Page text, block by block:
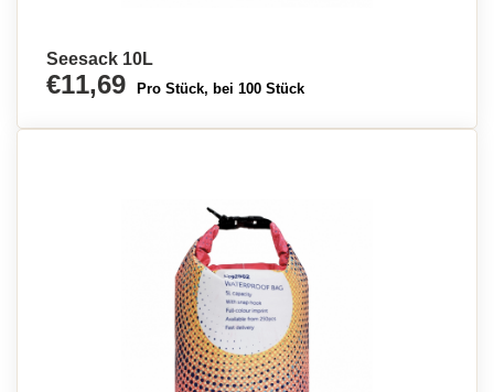
Seesack 10L
€11,69 Pro Stück, bei 100 Stück